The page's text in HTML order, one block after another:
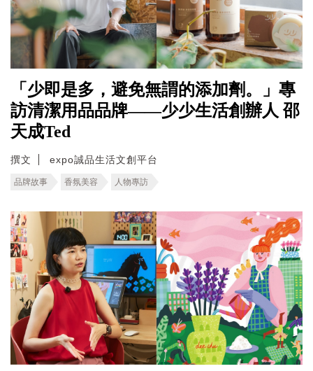
「少即是多，避免無謂的添加劑。」專
訪清潔用品品牌——少少生活創辦人 邵
天成Ted
撰文 expo誠品生活文創平台
品牌故事 香氛美容 人物專訪